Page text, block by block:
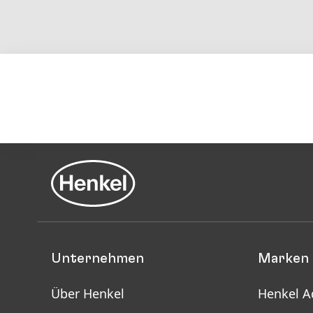
Unternehmen
Über Henkel Henkel